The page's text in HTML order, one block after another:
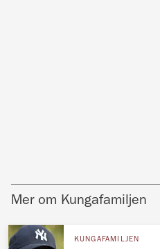
Mer om Kungafamiljen
KUNGAFAMILJEN